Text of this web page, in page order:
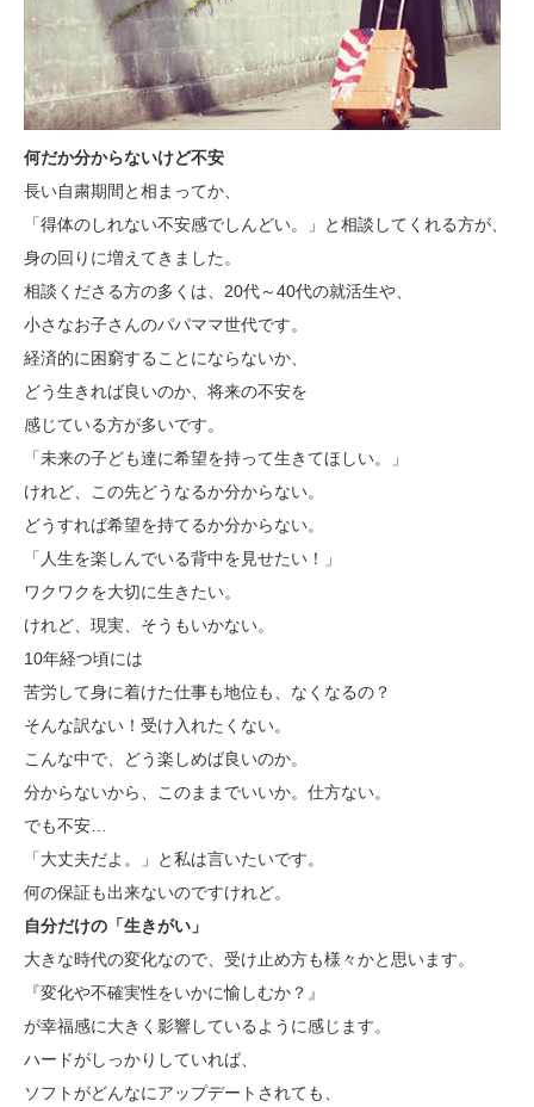
何だか分からないけど不安
長い自粛期間と相まってか、
「得体のしれない不安感でしんどい。」と相談してくれる方が、
身の回りに増えてきました。
相談くださる方の多くは、20代～40代の就活生や、
小さなお子さんのパパママ世代です。
経済的に困窮することにならないか、
どう生きれば良いのか、将来の不安を
感じている方が多いです。
「未来の子ども達に希望を持って生きてほしい。」
けれど、この先どうなるか分からない。
どうすれば希望を持てるか分からない。
「人生を楽しんでいる背中を見せたい！」
ワクワクを大切に生きたい。
けれど、現実、そうもいかない。
10年経つ頃には
苦労して身に着けた仕事も地位も、なくなるの？
そんな訳ない！受け入れたくない。
こんな中で、どう楽しめば良いのか。
分からないから、このままでいいか。仕方ない。
でも不安…
「大丈夫だよ。」と私は言いたいです。
何の保証も出来ないのですけれど。
自分だけの「生きがい」
大きな時代の変化なので、受け止め方も様々かと思います。
『変化や不確実性をいかに愉しむか？』
が幸福感に大きく影響しているように感じます。
ハードがしっかりしていれば、
ソフトがどんなにアップデートされても、